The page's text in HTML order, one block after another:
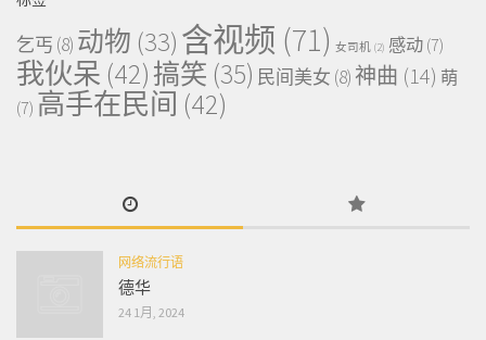
乞丐 (8) 动物 (33)含视频 (71) 女司机 (2) 感动 (7)
我伙呆 (42)搞笑 (35) 民间美女 (8) 神曲 (14) 萌
(7) 高手在民间 (42)
网络流行语
德华
24 1月, 2024